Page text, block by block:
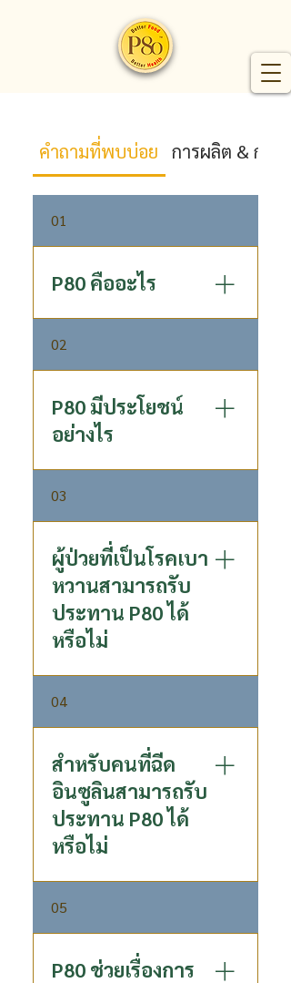
คำถามที่พบบ่อย การผลิต & การจั
01
P80 คืออะไร
P80 LONGA ESSENCE พีแปด
สมุนไพรสกัดจากผลลำไย 100
%ด้วยกระบวนการผลิตที่เป็น
เอกสิทธิ์เฉพาะได้มาซึ่ง 5
Bioactive Compounds
02
P80 มีประโยชน์
อย่างไร
P80 LONGA ESSENCE
ชีวภาพ 5 Bioactive
Compounds ประกอบด้วย
GABA, Gallic Acid, Ellagic
Acid, Tannic Acid, Corilagin มี
สรรพคุณดังนี้ ✓มีส่วนช่วยบำรุง
ส่งเสริมระบบไหลเวียนโลหิต √มี
ส่วนช่วยผ่อนคลายและช่วยการ
นอนหลับ √ช่วยลดอาการ
อ่อนเพลีย ✓ ผู้ป่วยเบาหวาน
สามารถรับประทานได้เพราะมี
ค่าดัชนีน้ำตาลต่ำ ( 49.7%)
03
ผู้ป่วยที่เป็นโรคเบา
หวานสามารถรับ
ประทาน P80 ได้
หรือไม่
รับประทานได้ตาม dose ที่
ความหวาน แต่ก็เป็นความ
หวานจากธรรมชาติที่เป็นความ
หวานที่ดี ผู้ป่วยที่เป็นโรคเบา
หวานจึงรับประทานได้ และจาก
Clinical Trial พบว่า การรับ
04
สำหรับคนที่ฉีด
อินซูลินสามารถรับ
ประทาน P80 ได้
หรือไม่
P80 ไม่ทำให้ค่าน้ำตาลในเลือด
05
P80 ช่วยเรื่องการ